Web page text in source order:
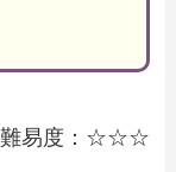
難易度：☆☆☆